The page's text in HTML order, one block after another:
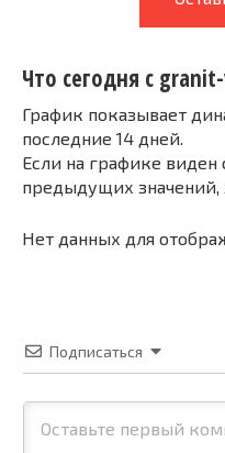
Что сегодня с
График показывает
последние 14 дней.
Если на графике
предыдущих значений,
Нет данных для
Подписаться